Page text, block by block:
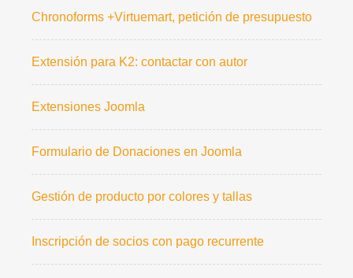
Chronoforms +Virtuemart, petición de presupuesto
Extensión para K2: contactar con autor
Extensiones Joomla
Formulario de Donaciones en Joomla
Gestión de producto por colores y tallas
Inscripción de socios con pago recurrente